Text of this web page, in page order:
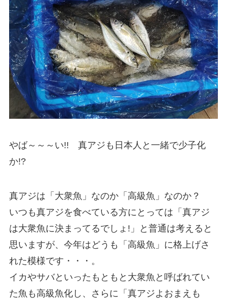
やば～～～い!! 真アジも日本人と一緒で少子化
か!?
真アジは「大衆魚」なのか「高級魚」なのか？
いつも真アジを食べている方にとっては「真アジ
は大衆魚に決まってるでしょ!」と普通は考えると
思いますが、今年はどうも「高級魚」に格上げさ
れた模様です・・・。
イカやサバといったもともと大衆魚と呼ばれてい
た魚も高級魚化し、さらに「真アジよおまえも